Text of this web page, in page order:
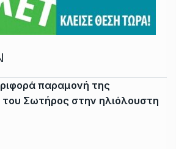
παραμονή της
Σωτήρος στην ηλιόλουστη